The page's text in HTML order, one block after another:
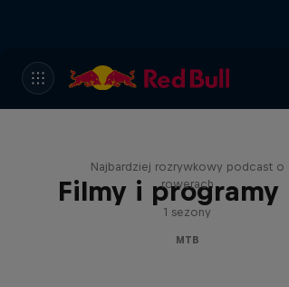
Filmy i programy
Najbardziej rozrywkowy podcast o
rowerach
1 sezony
MTB